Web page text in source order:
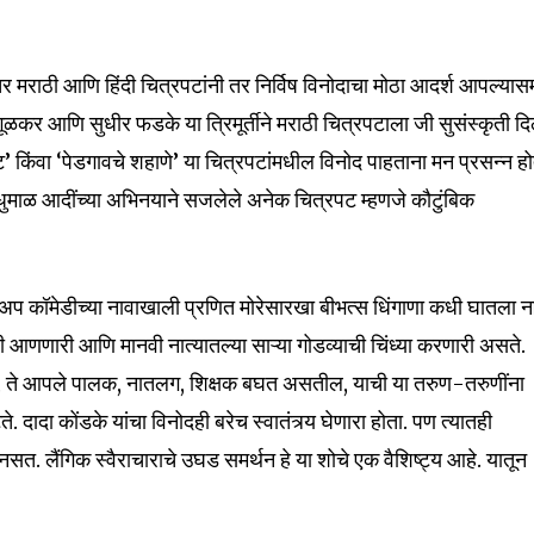
आणि हिंदी चित्रपटांनी तर निर्विष विनोदाचा मोठा आदर्श
आणि सुधीर फडके या त्रिमूर्तीने मराठी चित्रपटाला जी सुसंस्कृती
‘पेडगावचे शहाणे’ या चित्रपटांमधील विनोद पाहताना मन प्रसन्न
आदींच्या अभिनयाने सजलेले अनेक चित्रपट म्हणजे कौटुंबिक
कॉमेडीच्या नावाखाली प्रणित मोरेसारखा बीभत्स धिंगाणा कधी घातला
आणणारी आणि मानवी नात्यातल्या साऱ्या गोडव्याची चिंध्या करणारी असते.
आपले पालक, नातलग, शिक्षक बघत असतील, याची या तरुण-तरुणींना
कोंडके यांचा विनोदही बरेच स्वातंत्र्य घेणारा होता. पण त्यातही
लैंगिक स्वैराचाराचे उघड समर्थन हे या शोचे एक वैशिष्ट्य आहे. यातून